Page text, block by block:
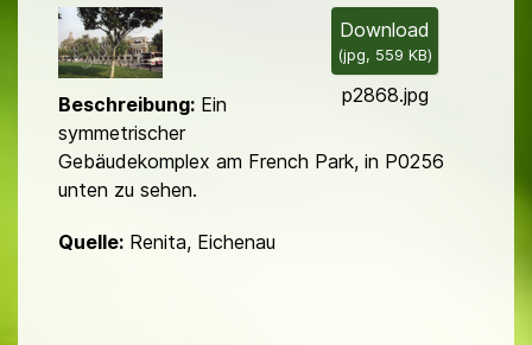
l
d
Download
(jpg, 559 KB)
p2868.jpg
Beschreibung: Ein
symmetrischer
Gebäudekomplex am French Park, in P0256
unten zu sehen.
Quelle: Renita, Eichenau